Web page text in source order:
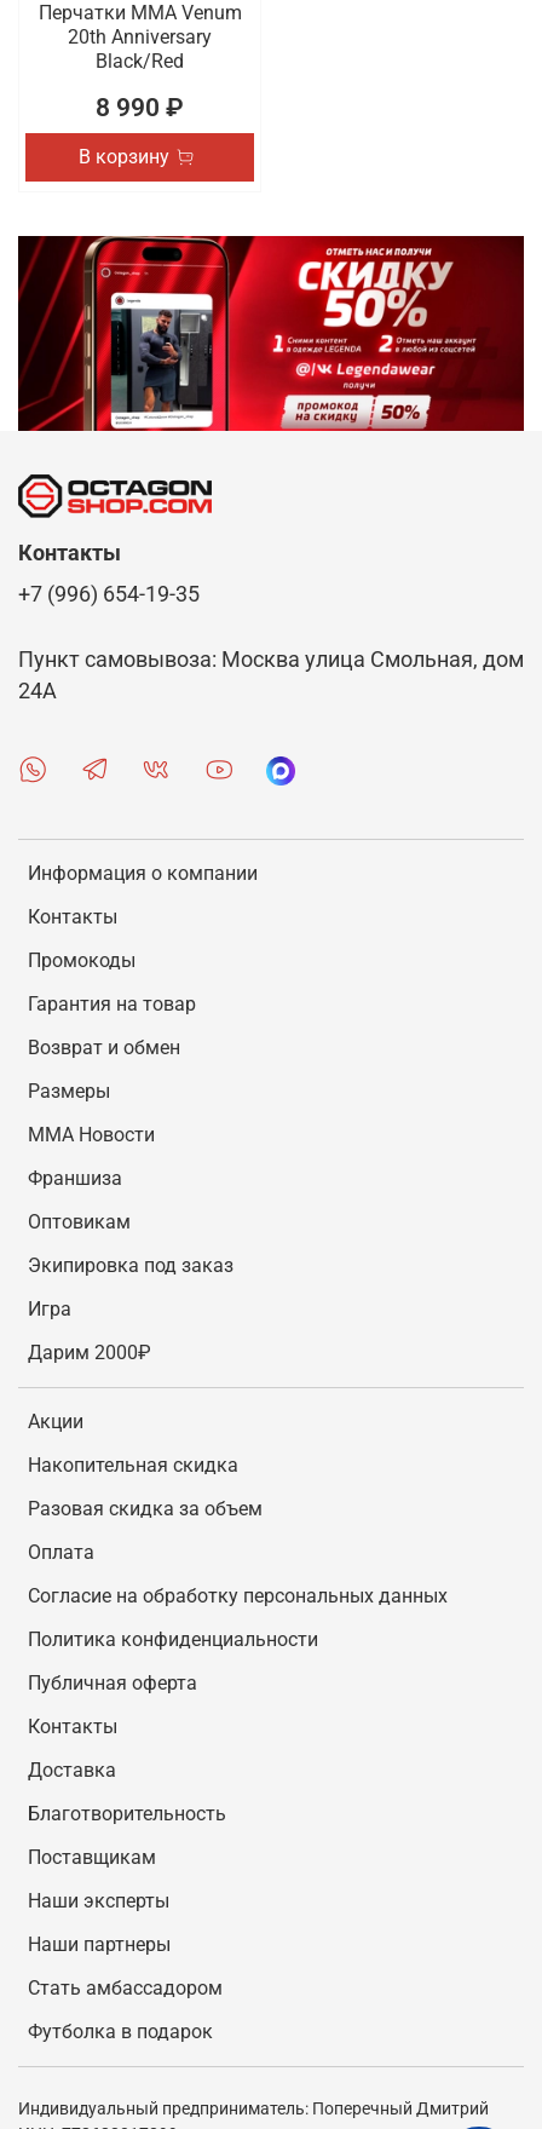
Перчатки ММА Venum
20th Anniversary
Black/Red
8 990 ₽
В корзину
Информация о компании
Контакты
Промокоды
Гарантия на товар
Возврат и обмен
Размеры
MMA Новости
Франшиза
Оптовикам
Экипировка под заказ
Игра
Дарим 2000₽
Акции
Накопительная скидка
Разовая скидка за объем
Оплата
Согласие на обработку персональных данных
Политика конфиденциальности
Публичная оферта
Контакты
Доставка
Благотворительность
Поставщикам
Наши эксперты
Наши партнеры
Стать амбассадором
Футболка в подарок
Контакты
+7 (996) 654-19-35
Пункт самовывоза: Москва улица Смольная, дом
24А
Индивидуальный предприниматель: Поперечный Дмитрий